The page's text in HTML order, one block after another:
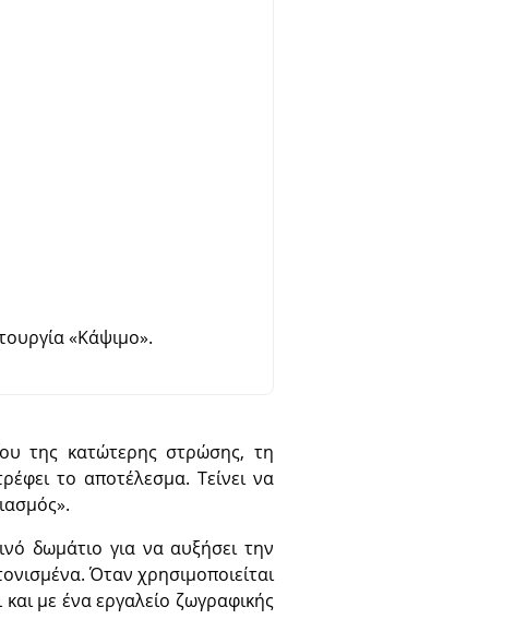
«Κάψιμο».
της κατώτερης στρώσης, τη
το αποτέλεσμα. Τείνει να
».
δωμάτιο για να αυξήσει την
Όταν χρησιμοποιείται
με ένα εργαλείο ζωγραφικής